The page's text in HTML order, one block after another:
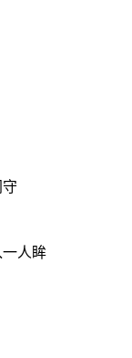
人眸